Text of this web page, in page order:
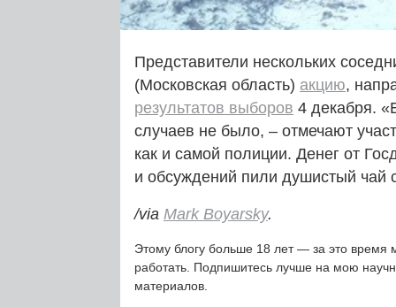
Представители нескольких
(Московская область) акцию,
результатов выборов 4 декабря.
случаев не было, – отмечают
как и самой полиции. Денег от
и обсуждений пили душистый чай
/via Mark Boyarsky.
Этому блогу больше 18 лет — за это время
работать. Подпишитесь лучше на мою
материалов.